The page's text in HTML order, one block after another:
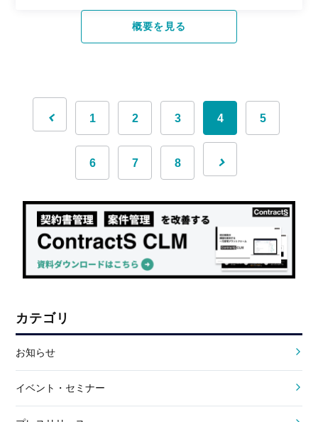
概要を見る
1 2 3 4 5
6 7 8
カテゴリ
お知らせ
イベント・セミナー